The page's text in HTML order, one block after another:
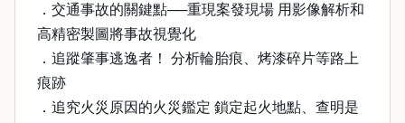
．交通事故的關鍵點──重現案發現場 用影像解析和
高精密製圖將事故視覺化
．追蹤肇事逃逸者！ 分析輪胎痕、烤漆碎片等路上
痕跡
．追究火災原因的火災鑑定 鎖定起火地點、查明是